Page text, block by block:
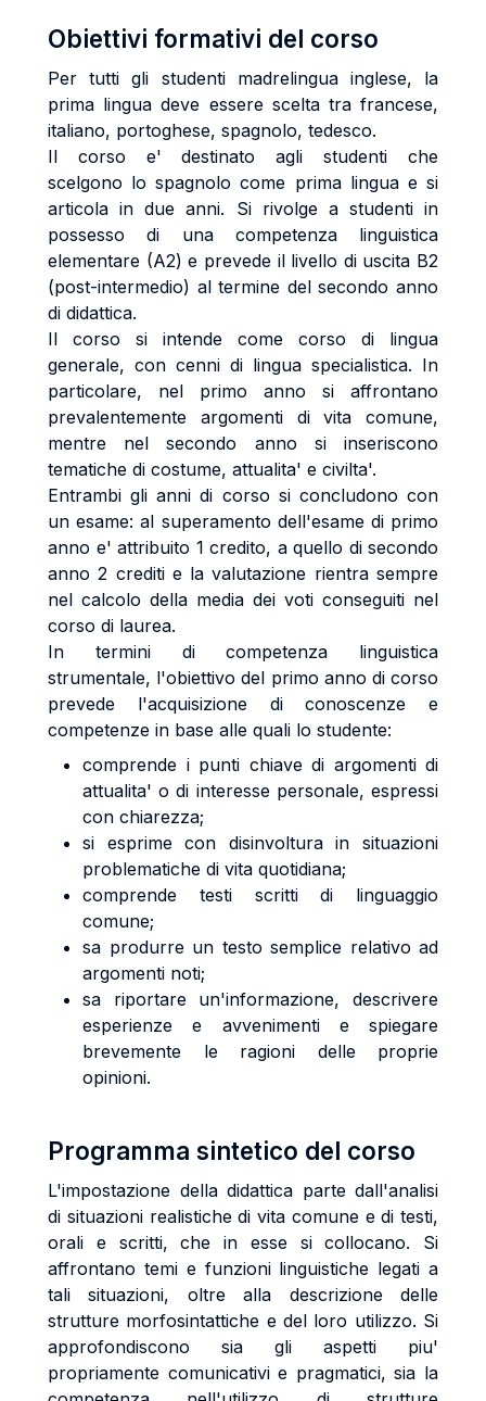
Obiettivi formativi del corso
Per tutti gli studenti madrelingua inglese, la
prima lingua deve essere scelta tra francese,
italiano, portoghese, spagnolo, tedesco.
Il corso e' destinato agli studenti che
scelgono lo spagnolo come prima lingua e si
articola in due anni. Si rivolge a studenti in
possesso di una competenza linguistica
elementare (A2) e prevede il livello di uscita B2
(post-intermedio) al termine del secondo anno
di didattica.
Il corso si intende come corso di lingua
generale, con cenni di lingua specialistica. In
particolare, nel primo anno si affrontano
prevalentemente argomenti di vita comune,
mentre nel secondo anno si inseriscono
tematiche di costume, attualita' e civilta'.
Entrambi gli anni di corso si concludono con
un esame: al superamento dell'esame di primo
anno e' attribuito 1 credito, a quello di secondo
anno 2 crediti e la valutazione rientra sempre
nel calcolo della media dei voti conseguiti nel
corso di laurea.
In termini di competenza linguistica
strumentale, l'obiettivo del primo anno di corso
prevede l'acquisizione di conoscenze e
competenze in base alle quali lo studente:
comprende i punti chiave di argomenti di
attualita' o di interesse personale, espressi
con chiarezza;
si esprime con disinvoltura in situazioni
problematiche di vita quotidiana;
comprende testi scritti di linguaggio
comune;
sa produrre un testo semplice relativo ad
argomenti noti;
sa riportare un'informazione, descrivere
esperienze e avvenimenti e spiegare
brevemente le ragioni delle proprie
opinioni.
Programma sintetico del corso
L'impostazione della didattica parte dall'analisi
di situazioni realistiche di vita comune e di testi,
orali e scritti, che in esse si collocano. Si
affrontano temi e funzioni linguistiche legati a
tali situazioni, oltre alla descrizione delle
strutture morfosintattiche e del loro utilizzo. Si
approfondiscono sia gli aspetti piu'
propriamente comunicativi e pragmatici, sia la